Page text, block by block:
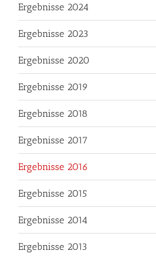
Ergebnisse 2024
Ergebnisse 2023
Ergebnisse 2020
Ergebnisse 2019
Ergebnisse 2018
Ergebnisse 2017
Ergebnisse 2016
Ergebnisse 2015
Ergebnisse 2014
Ergebnisse 2013